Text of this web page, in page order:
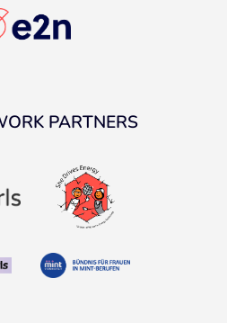
PARTNERS